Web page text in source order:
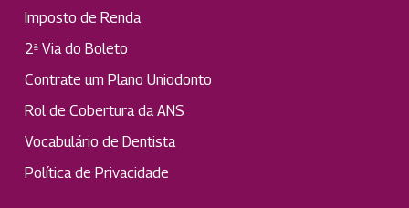
Imposto de Renda
2ª Via do Boleto
Contrate um Plano Uniodonto
Rol de Cobertura da ANS
Vocabulário de Dentista
Política de Privacidade